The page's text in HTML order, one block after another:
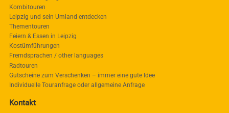
Kombitouren
Leipzig und sein Umland entdecken
Thementouren
Feiern & Essen in Leipzig
Kostümführungen
Fremdsprachen / other languages
Radtouren
Gutscheine zum Verschenken – immer eine gute Idee
Individuelle Touranfrage oder allgemeine Anfrage
Kontakt